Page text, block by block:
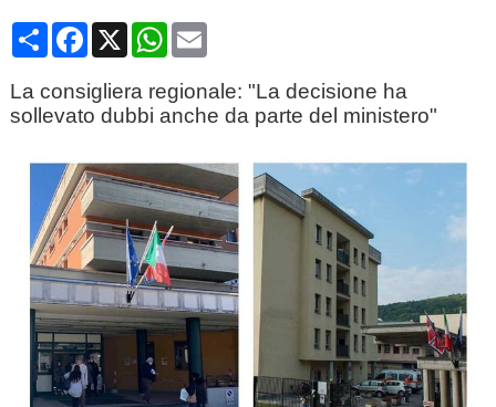
CondividiFacebook
X WhatsApp
Email
La consigliera regionale: "La decisione ha
sollevato dubbi anche da parte del ministero"